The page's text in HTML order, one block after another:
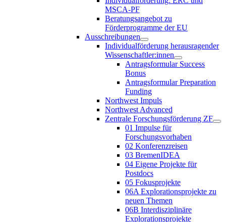
MSCA-PF
Beratungsangebot zu
Förderprogramme der EU
Ausschreibungen
Individualförderung herausragender
Wissenschaftler:innen
Antragsformular Success
Bonus
Antragsformular Preparation
Funding
Northwest Impuls
Northwest Advanced
Zentrale Forschungsförderung ZF
01 Impulse für
Forschungsvorhaben
02 Konferenzreisen
03 BremenIDEA
04 Eigene Projekte für
Postdocs
05 Fokusprojekte
06A Explorationsprojekte zu
neuen Themen
06B Interdisziplinäre
Explorationsprojekte